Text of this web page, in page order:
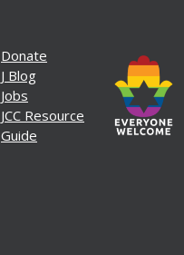
Donate
J Blog
Jobs
JCC Resource
Guide